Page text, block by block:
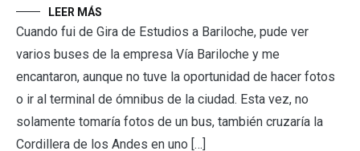
LEER MÁS
Cuando fui de Gira de Estudios a Bariloche, pude ver
varios buses de la empresa Vía Bariloche y me
encantaron, aunque no tuve la oportunidad de hacer fotos
o ir al terminal de ómnibus de la ciudad. Esta vez, no
solamente tomaría fotos de un bus, también cruzaría la
Cordillera de los Andes en uno […]